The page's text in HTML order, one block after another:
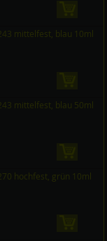
mittelfest, blau 10ml
mittelfest, blau 50ml
hochfest, grün 10ml